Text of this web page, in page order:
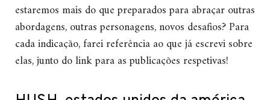
estaremos mais do que preparados para abraçar outras
abordagens, outras personagens, novos desafios? Para
cada indicação, farei referência ao que já escrevi sobre
elas, junto do link para as publicações respetivas!